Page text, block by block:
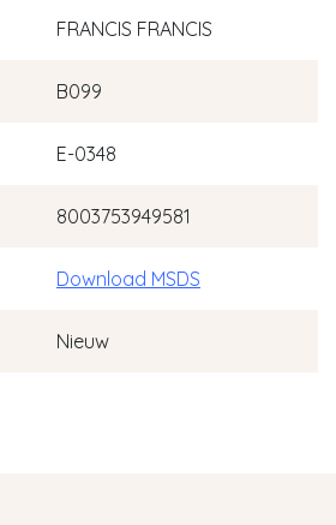
FRANCIS FRANCIS
B099
E-0348
8003753949581
Download MSDS
Nieuw